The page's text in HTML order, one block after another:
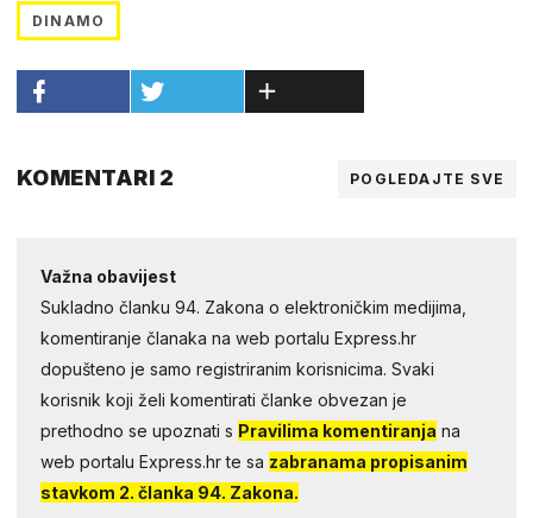
DINAMO
KOMENTARI 2 POGLEDAJTE SVE
Važna obavijest
Sukladno članku 94. Zakona o elektroničkim medijima,
komentiranje članaka na web portalu Express.hr
dopušteno je samo registriranim korisnicima. Svaki
korisnik koji želi komentirati članke obvezan je
prethodno se upoznati s Pravilima komentiranja na
web portalu Express.hr te sa zabranama propisanim
stavkom 2. članka 94. Zakona.